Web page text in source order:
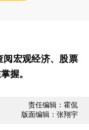
阅宏观经济、股票
握。
责任编辑：霍侃
版面编辑：张翔宇